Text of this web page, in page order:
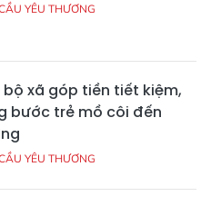
YÊU THƯƠNG
bộ xã góp tiền tiết kiệm,
bước trẻ mồ côi đến
YÊU THƯƠNG